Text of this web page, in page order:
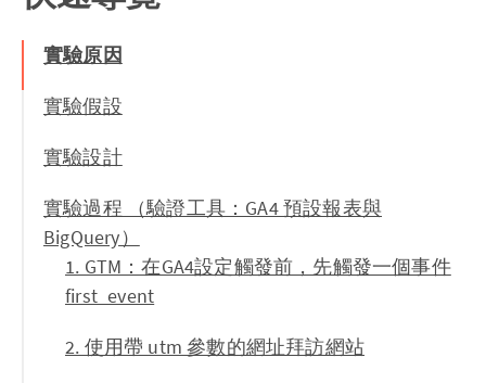
實驗原因
實驗假設
實驗設計
實驗過程 （驗證工具：GA4 預設報表與
BigQuery）
1. GTM：在GA4設定觸發前，先觸發一個事件
first_event
2. 使用帶 utm 參數的網址拜訪網站